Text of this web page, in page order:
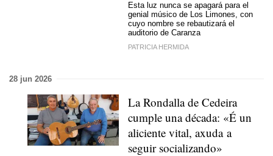
Esta luz nunca se apagará para el
genial músico de Los Limones, con
cuyo nombre se rebautizará el
auditorio de Caranza
PATRICIA HERMIDA
28 jun 2026
La Rondalla de Cedeira
cumple una década: «É un
aliciente vital, axuda a
seguir socializando»